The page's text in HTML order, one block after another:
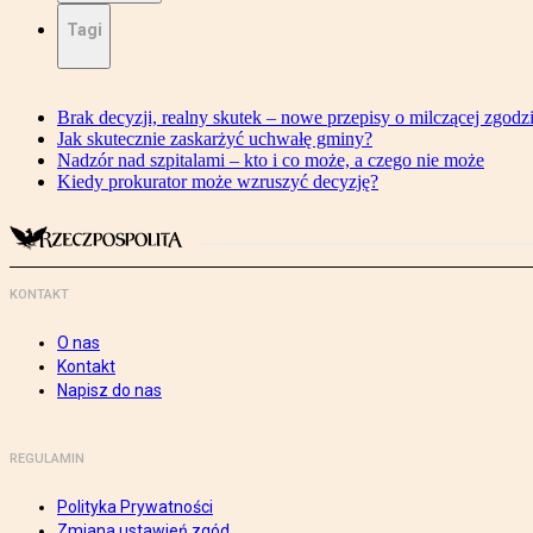
Tagi
Brak decyzji, realny skutek – nowe przepisy o milczącej
Jak skutecznie zaskarżyć uchwałę gminy?
Nadzór nad szpitalami – kto i co może, a czego nie może
Kiedy prokurator może wzruszyć decyzję?
KONTAKT
O nas
Kontakt
Napisz do nas
REGULAMIN
Polityka Prywatności